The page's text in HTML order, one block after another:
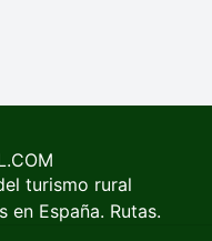
turismo rural
en España. Rutas.